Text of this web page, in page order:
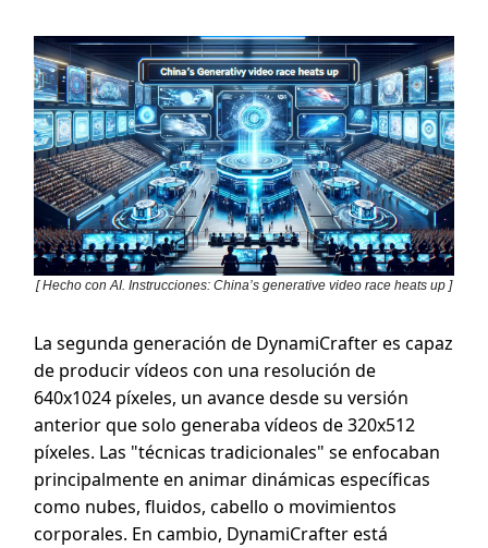
[ Hecho con AI. Instrucciones: China’s generative video race heats up ]
La segunda generación de DynamiCrafter es capaz
de producir vídeos con una resolución de
640x1024 píxeles, un avance desde su versión
anterior que solo generaba vídeos de 320x512
píxeles. Las "técnicas tradicionales" se enfocaban
principalmente en animar dinámicas específicas
como nubes, fluidos, cabello o movimientos
corporales. En cambio, DynamiCrafter está